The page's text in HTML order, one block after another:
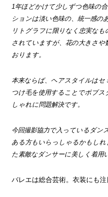
1年ほどかけて少しずつ色味の
ションは淡い色味の、統一感の
リトグラフに限りなく忠実な
されていますが、花の大きさ
おります。
本来ならば、ヘアスタイルは
つけ毛を使用することでボブス
しゃれに問題解決です。
今回撮影協力で入っているダン
ある方もいらっしゃるかもし
た素敵なダンサーに美しく着用
バレエは総合芸術。衣装にも注